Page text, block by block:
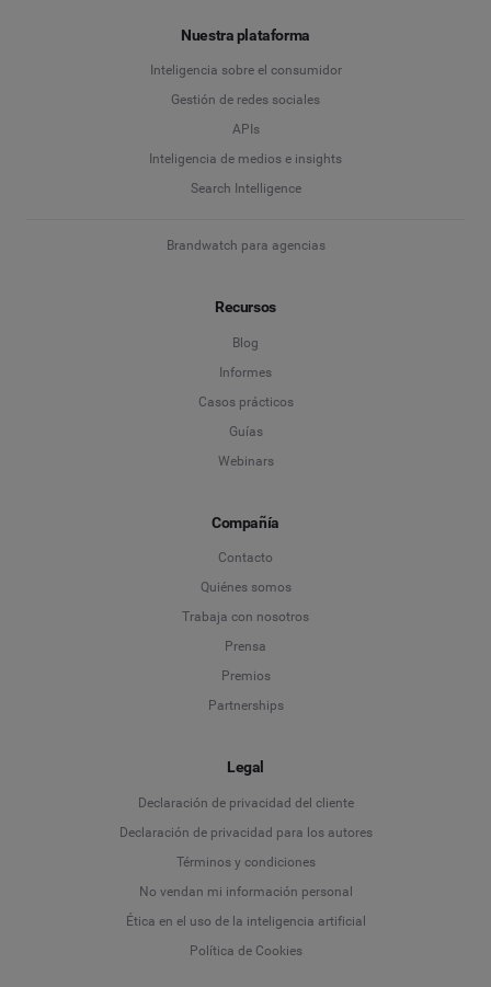
Nuestra plataforma
Inteligencia sobre el consumidor
Gestión de redes sociales
APIs
Inteligencia de medios e insights
Search Intelligence
Brandwatch para agencias
Recursos
Blog
Informes
Casos prácticos
Guías
Webinars
Compañía
Contacto
Quiénes somos
Trabaja con nosotros
Prensa
Premios
Partnerships
Legal
Declaración de privacidad del cliente
Declaración de privacidad para los autores
Términos y condiciones
No vendan mi información personal
Ética en el uso de la inteligencia artificial
Política de Cookies